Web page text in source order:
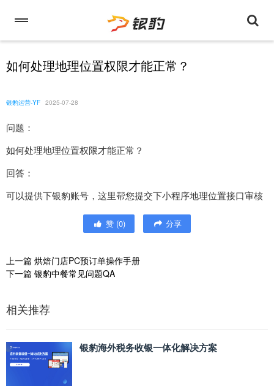
如何处理地理位置权限才能正常？
银豹运营-YF 2025-07-28
问题：
如何处理地理位置权限才能正常？
回答：
可以提供下银豹账号，这里帮您提交下小程序地理位置接口审核
赞 (0) 分享
上一篇 烘焙门店PC预订单操作手册
下一篇 银豹中餐常见问题QA
相关推荐
银豹海外税务收银一体化解决方案